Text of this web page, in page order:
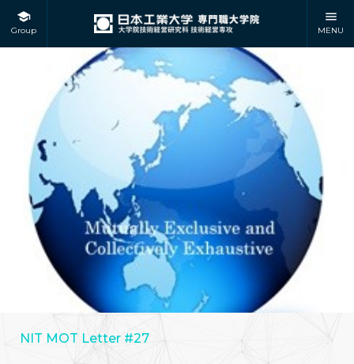
Group MENU
NIT MOT Letter #27